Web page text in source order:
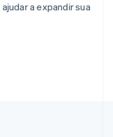
a expandir sua